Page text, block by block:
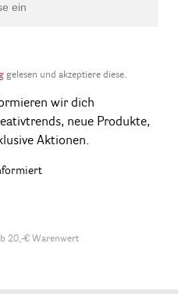
gelesen und akzeptiere diese.
wir dich
neue Produkte,
Aktionen.
20,-€ Warenwert